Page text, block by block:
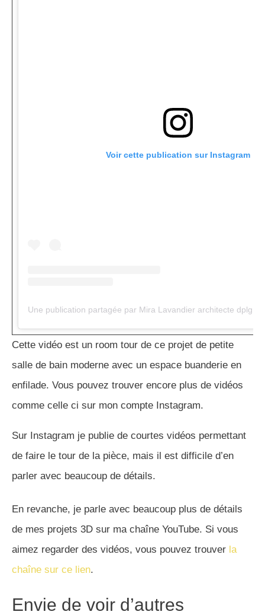
Voir cette publication sur Instagram
Cette vidéo est un room tour de ce projet de petite
salle de bain moderne avec un espace buanderie en
enfilade. Vous pouvez trouver encore plus de vidéos
comme celle ci sur mon compte Instagram.
Sur Instagram je publie de courtes vidéos permettant
de faire le tour de la pièce, mais il est difficile d’en
parler avec beaucoup de détails.
En revanche, je parle avec beaucoup plus de détails
de mes projets 3D sur ma chaîne YouTube. Si vous
aimez regarder des vidéos, vous pouvez trouver la
chaîne sur ce lien.
Envie de voir d’autres